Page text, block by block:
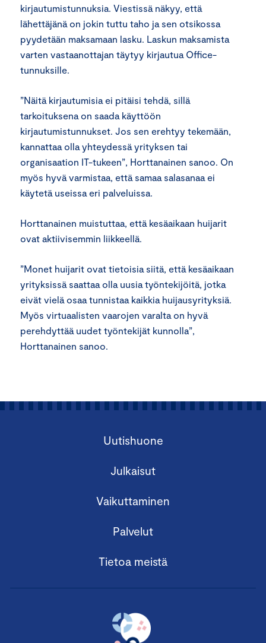
kirjautumistunnuksia. Viestissä näkyy, että
lähettäjänä on jokin tuttu taho ja sen otsikossa
pyydetään maksamaan lasku. Laskun maksamista
varten vastaanottajan täytyy kirjautua Office-
tunnuksille.
”Näitä kirjautumisia ei pitäisi tehdä, sillä
tarkoituksena on saada käyttöön
kirjautumistunnukset. Jos sen erehtyy tekemään,
kannattaa olla yhteydessä yrityksen tai
organisaation IT-tukeen”, Horttanainen sanoo. On
myös hyvä varmistaa, että samaa salasanaa ei
käytetä useissa eri palveluissa.
Horttanainen muistuttaa, että kesäaikaan huijarit
ovat aktiivisemmin liikkeellä.
”Monet huijarit ovat tietoisia siitä, että kesäaikaan
yrityksissä saattaa olla uusia työntekijöitä, jotka
eivät vielä osaa tunnistaa kaikkia huijausyrityksiä.
Myös virtuaalisten vaarojen varalta on hyvä
perehdyttää uudet työntekijät kunnolla”,
Horttanainen sanoo.
Uutishuone
Julkaisut
Vaikuttaminen
Palvelut
Tietoa meistä